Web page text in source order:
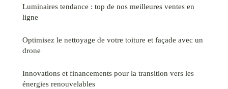
Luminaires tendance : top de nos meilleures ventes en
ligne
Optimisez le nettoyage de votre toiture et façade avec un
drone
Innovations et financements pour la transition vers les
énergies renouvelables